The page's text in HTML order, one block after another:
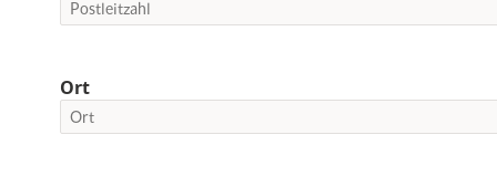
Ort